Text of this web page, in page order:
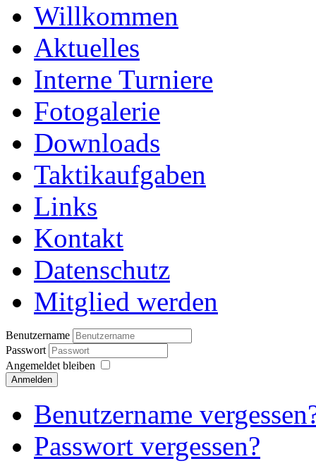
Willkommen
Aktuelles
Interne Turniere
Fotogalerie
Downloads
Taktikaufgaben
Links
Kontakt
Datenschutz
Mitglied werden
Benutzername
Passwort
Angemeldet bleiben
Anmelden
Benutzername
Passwort vergessen?